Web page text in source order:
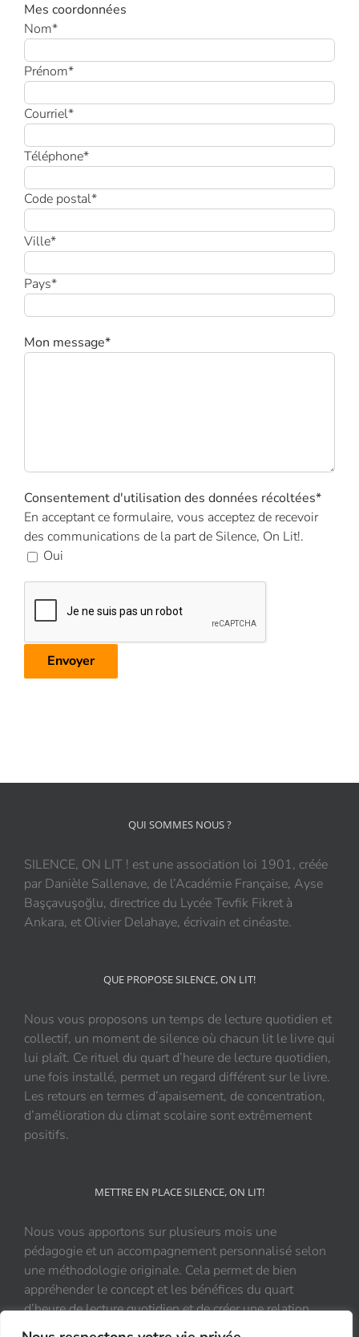
Mes coordonnées
Nom*
Prénom*
Courriel*
Téléphone*
Code postal*
Ville*
Pays*
Mon message*
Consentement d'utilisation des données récoltées*
En acceptant ce formulaire, vous acceptez de recevoir
des communications de la part de Silence, On Lit!.
Oui
QUI SOMMES NOUS ?
SILENCE, ON LIT ! est une association loi 1901, créée
par Danièle Sallenave, de l’Académie Française, Ayse
Başçavuşoğlu, directrice du Lycée Tevfik Fikret à
Ankara, et Olivier Delahaye, écrivain et cinéaste.
QUE PROPOSE SILENCE, ON LIT!
Nous vous proposons un temps de lecture quotidien et
collectif, un moment de silence où chacun lit le livre qui
lui plaît. Ce rituel du quart d’heure de lecture quotidien,
une fois installé, permet un regard différent sur le livre.
Les retours en termes d’apaisement, de concentration,
d’amélioration du climat scolaire sont extrêmement
positifs.
METTRE EN PLACE SILENCE, ON LIT!
Nous vous apportons sur plusieurs mois une
pédagogie et un accompagnement personnalisé selon
une méthodologie originale. Cela permet de bien
appréhender le concept et les bénéfices du quart
d’heure de lecture quotidien et de créer une relation
durable et positive au livre.